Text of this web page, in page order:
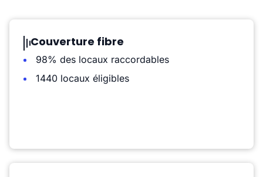
Couverture fibre
98% des locaux raccordables
1440 locaux éligibles